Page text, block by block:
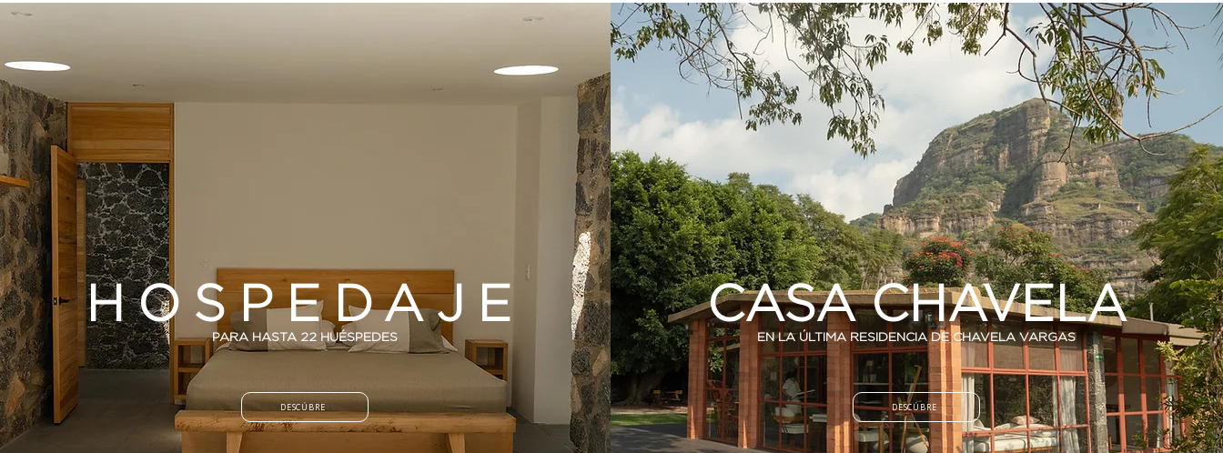
HOSPEDAJE
PARA HASTA 22 HUÉSPEDES
DESCÚBRE
CASA CHAVELA
EN LA ÚLTIMA RESIDENCIA DE CHAVELA VARGAS
DESCÚBRE